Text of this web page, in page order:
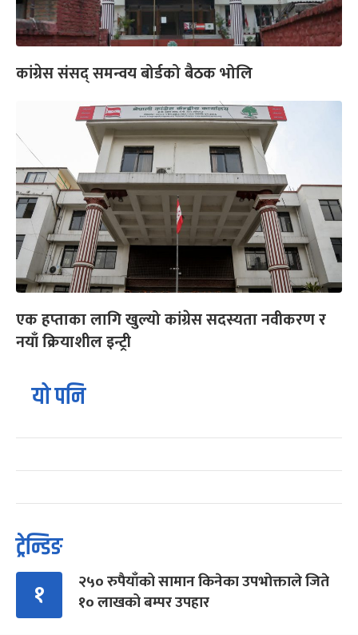
कांग्रेस संसद् समन्वय बोर्डको बैठक भोलि
एक हप्ताका लागि खुल्यो कांग्रेस सदस्यता नवीकरण र
नयाँ क्रियाशील इन्ट्री
यो पनि
ट्रेन्डिङ
१
२५० रुपैयाँको सामान किनेका उपभोक्ताले जिते
१० लाखको बम्पर उपहार